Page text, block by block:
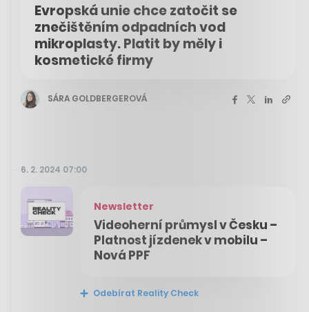
Evropská unie chce zatočit se
znečištěním odpadních vod
mikroplasty. Platit by měly i
kosmetické firmy
SÁRA GOLDBERGEROVÁ
6. 2. 2024 07:00
Newsletter
Videoherní průmysl v Česku –
Platnost jízdenek v mobilu –
Nová PPF
Odebírat Reality Check